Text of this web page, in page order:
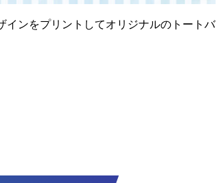
インをプリントしてオリジナルのトートバ